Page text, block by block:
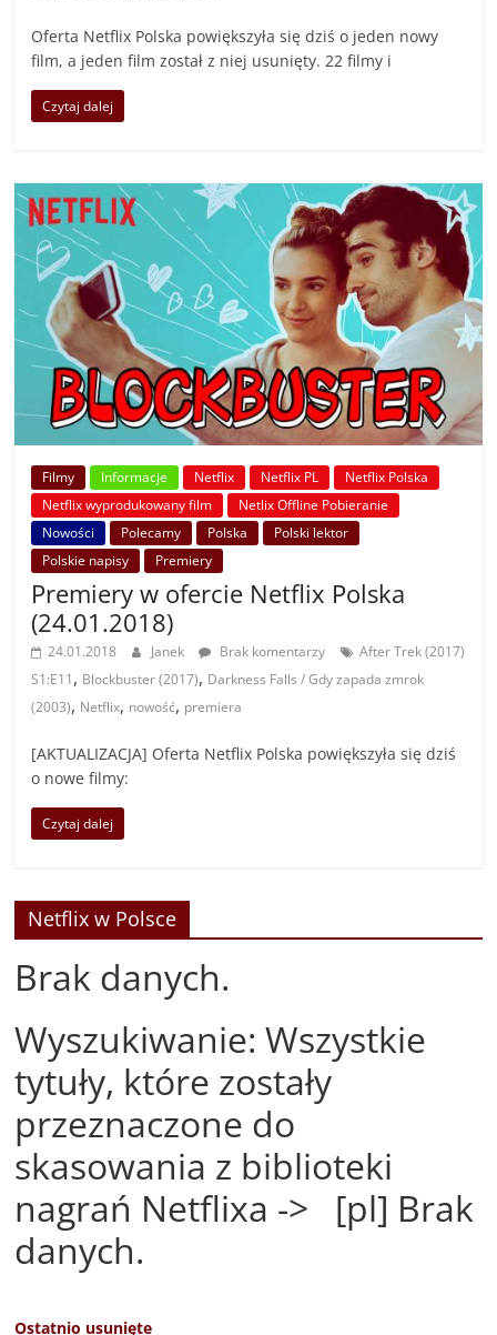
Oferta Netflix Polska powiększyła się dziś o jeden nowy
film, a jeden film został z niej usunięty. 22 filmy i
Czytaj dalej
Filmy Informacje Netflix Netflix PL
Netflix Polska
Netflix wyprodukowany film
Netlix Offline Pobieranie
Nowości
Polecamy Polska
Polski lektor
Polskie napisy
Premiery
Premiery w ofercie Netflix Polska
(24.01.2018)
24.01.2018 Janek Brak komentarzy
After Trek (2017)
S1:E11, Blockbuster (2017), Darkness Falls / Gdy zapada zmrok
(2003), Netflix, nowość, premiera
[AKTUALIZACJA] Oferta Netflix Polska powiększyła się dziś
o nowe filmy:
Czytaj dalej
Netflix w Polsce
Brak danych.
Wyszukiwanie: Wszystkie
tytuły, które zostały
przeznaczone do
skasowania z biblioteki
nagrań Netflixa -> [pl] Brak
danych.
Ostatnio usunięte